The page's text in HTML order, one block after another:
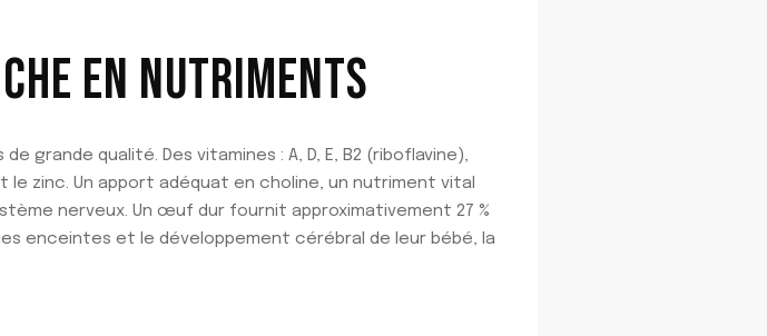
EN NUTRIMENTS
grande qualité. Des vitamines : A, D, E, B2 (riboflavine),
le zinc. Un apport adéquat en choline, un nutriment vital
nerveux. Un œuf dur fournit approximativement 27 %
enceintes et le développement cérébral de leur bébé, la